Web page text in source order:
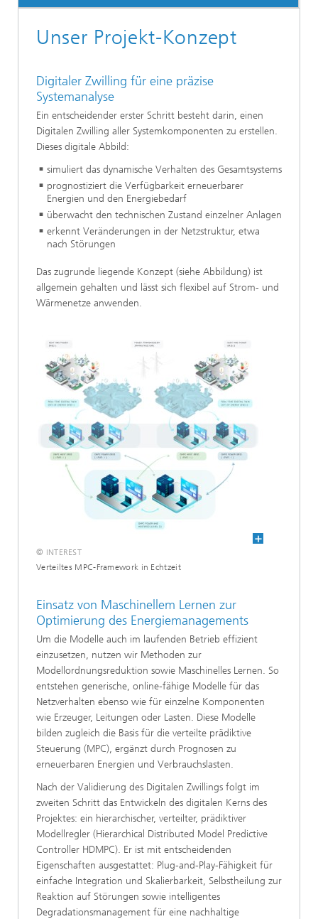
Unser Projekt-Konzept
Digitaler Zwilling für eine präzise
Systemanalyse
Ein entscheidender erster Schritt besteht darin, einen
Digitalen Zwilling aller Systemkomponenten zu erstellen.
Dieses digitale Abbild:
simuliert das dynamische Verhalten des Gesamtsystems
prognostiziert die Verfügbarkeit erneuerbarer
Energien und den Energiebedarf
überwacht den technischen Zustand einzelner Anlagen
erkennt Veränderungen in der Netzstruktur, etwa
nach Störungen
Das zugrunde liegende Konzept (siehe Abbildung) ist
allgemein gehalten und lässt sich flexibel auf Strom- und
Wärmenetze anwenden.
© INTEREST
Verteiltes MPC-Framework in Echtzeit
Einsatz von Maschinellem Lernen zur
Optimierung des Energiemanagements
Um die Modelle auch im laufenden Betrieb effizient
einzusetzen, nutzen wir Methoden zur
Modellordnungsreduktion sowie Maschinelles Lernen. So
entstehen generische, online-fähige Modelle für das
Netzverhalten ebenso wie für einzelne Komponenten
wie Erzeuger, Leitungen oder Lasten. Diese Modelle
bilden zugleich die Basis für die verteilte prädiktive
Steuerung (MPC), ergänzt durch Prognosen zu
erneuerbaren Energien und Verbrauchslasten.
Nach der Validierung des Digitalen Zwillings folgt im
zweiten Schritt das Entwickeln des digitalen Kerns des
Projektes: ein hierarchischer, verteilter, prädiktiver
Modellregler (Hierarchical Distributed Model Predictive
Controller HDMPC). Er ist mit entscheidenden
Eigenschaften ausgestattet: Plug-and-Play-Fähigkeit für
einfache Integration und Skalierbarkeit, Selbstheilung zur
Reaktion auf Störungen sowie intelligentes
Degradationsmanagement für eine nachhaltige